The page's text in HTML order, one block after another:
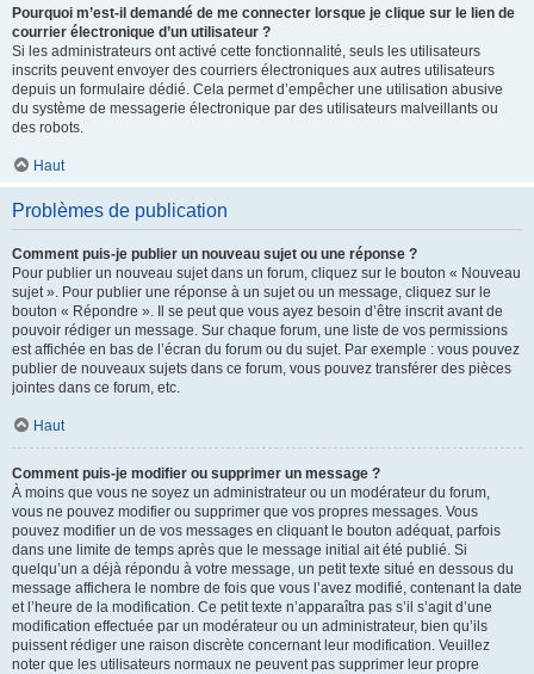
Pourquoi m’est-il demandé de me connecter lorsque je clique sur le lien de
courrier électronique d’un utilisateur ?
Si les administrateurs ont activé cette fonctionnalité, seuls les utilisateurs
inscrits peuvent envoyer des courriers électroniques aux autres utilisateurs
depuis un formulaire dédié. Cela permet d’empêcher une utilisation abusive
du système de messagerie électronique par des utilisateurs malveillants ou
des robots.
Haut
Problèmes de publication
Comment puis-je publier un nouveau sujet ou une réponse ?
Pour publier un nouveau sujet dans un forum, cliquez sur le bouton « Nouveau
sujet ». Pour publier une réponse à un sujet ou un message, cliquez sur le
bouton « Répondre ». Il se peut que vous ayez besoin d’être inscrit avant de
pouvoir rédiger un message. Sur chaque forum, une liste de vos permissions
est affichée en bas de l’écran du forum ou du sujet. Par exemple : vous pouvez
publier de nouveaux sujets dans ce forum, vous pouvez transférer des pièces
jointes dans ce forum, etc.
Haut
Comment puis-je modifier ou supprimer un message ?
À moins que vous ne soyez un administrateur ou un modérateur du forum,
vous ne pouvez modifier ou supprimer que vos propres messages. Vous
pouvez modifier un de vos messages en cliquant le bouton adéquat, parfois
dans une limite de temps après que le message initial ait été publié. Si
quelqu’un a déjà répondu à votre message, un petit texte situé en dessous du
message affichera le nombre de fois que vous l’avez modifié, contenant la date
et l’heure de la modification. Ce petit texte n’apparaîtra pas s’il s’agit d’une
modification effectuée par un modérateur ou un administrateur, bien qu’ils
puissent rédiger une raison discrète concernant leur modification. Veuillez
noter que les utilisateurs normaux ne peuvent pas supprimer leur propre